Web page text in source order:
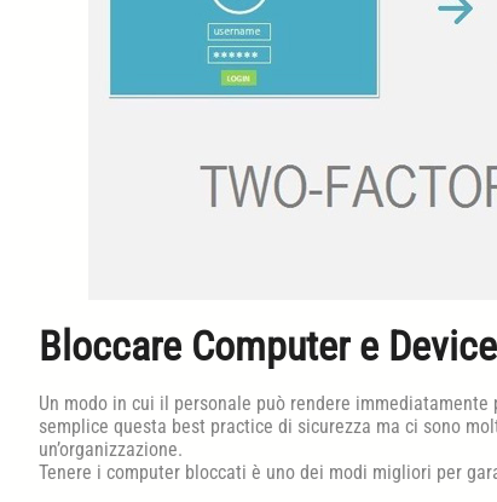
Bloccare Computer e Device
Un modo in cui il personale può rendere
semplice questa best practice di sicurezza ma ci sono
un’organizzazione.
Tenere i computer bloccati è uno dei modi migliori per